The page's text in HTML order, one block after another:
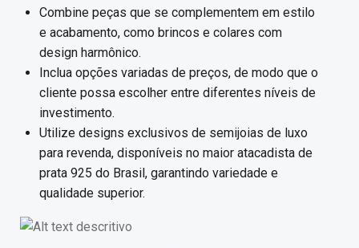
Combine peças que se complementem em estilo
e acabamento, como brincos e colares com
design harmônico.
Inclua opções variadas de preços, de modo que o
cliente possa escolher entre diferentes níveis de
investimento.
Utilize designs exclusivos de semijoias de luxo
para revenda, disponíveis no maior atacadista de
prata 925 do Brasil, garantindo variedade e
qualidade superior.